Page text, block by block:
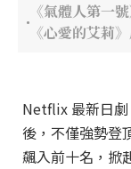
《氣體人第一
《心愛的艾莉
Netflix 最新日劇
後，不僅強勢登
飆入前十名，掀